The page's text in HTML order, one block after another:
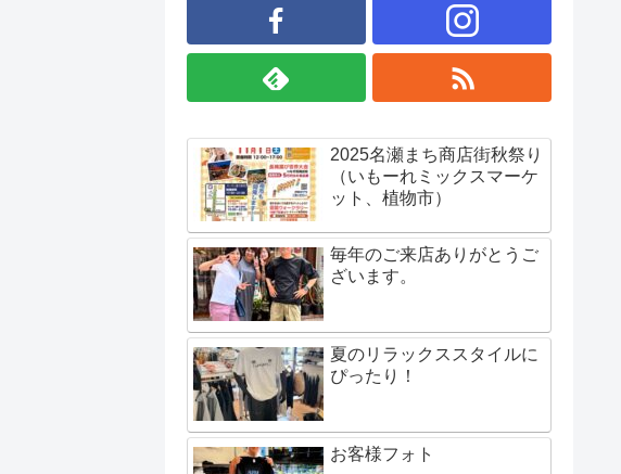
2025名瀬まち商店街秋祭り
（いもーれミックスマーケ
ット、植物市）
毎年のご来店ありがとうご
ざいます。
夏のリラックススタイルに
ぴったり！
お客様フォト